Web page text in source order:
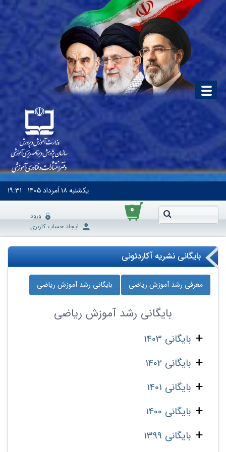
یکشنبه۱۸ اَمرداد ۱۴۰۵ ۱۹:۳۱
۰
ورود
ایجاد حساب کاربری
بایگانی نشریه آکاردئونی
معرفی رشد آموزش ریاضی بایگانی رشد آموزش ریاضی
بایگانی رشد آموزش ریاضی
بایگانی 1403
بایگانی 1402
بایگانی 1401
بایگانی 1400
بایگانی 1399